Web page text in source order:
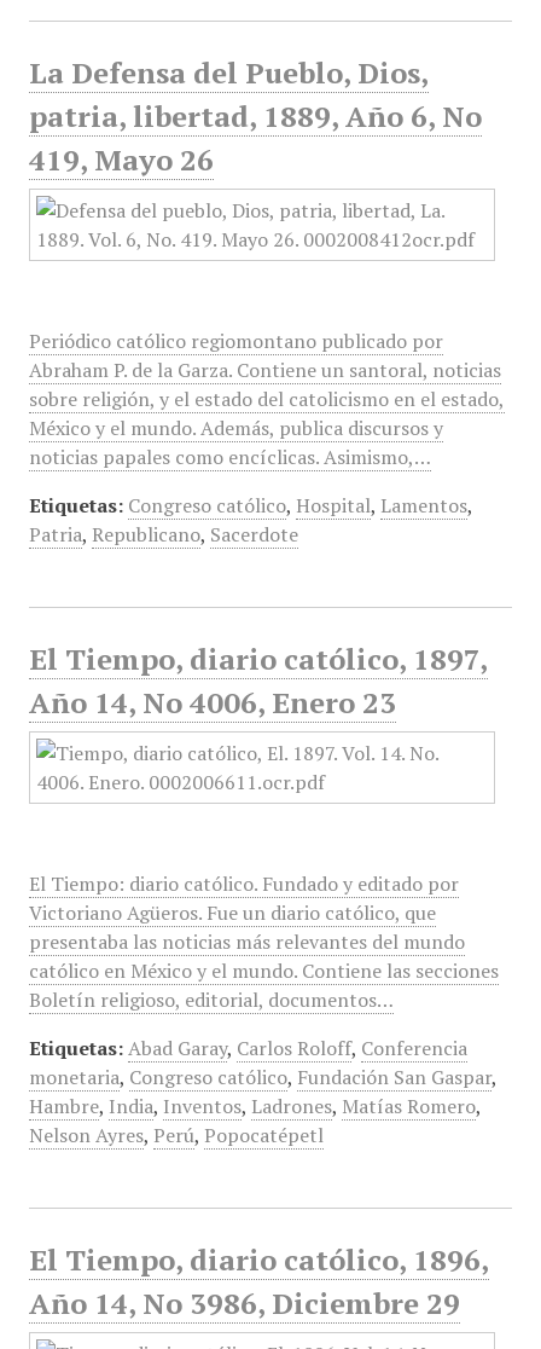
La Defensa del Pueblo, Dios,
patria, libertad, 1889, Año 6, No
419, Mayo 26
Periódico católico regiomontano publicado por
Abraham P. de la Garza. Contiene un santoral, noticias
sobre religión, y el estado del catolicismo en el estado,
México y el mundo. Además, publica discursos y
noticias papales como encíclicas. Asimismo,…
Etiquetas: Congreso católico, Hospital, Lamentos,
Patria, Republicano, Sacerdote
El Tiempo, diario católico, 1897,
Año 14, No 4006, Enero 23
El Tiempo: diario católico. Fundado y editado por
Victoriano Agüeros. Fue un diario católico, que
presentaba las noticias más relevantes del mundo
católico en México y el mundo. Contiene las secciones
Boletín religioso, editorial, documentos…
Etiquetas: Abad Garay, Carlos Roloff, Conferencia
monetaria, Congreso católico, Fundación San Gaspar,
Hambre, India, Inventos, Ladrones, Matías Romero,
Nelson Ayres, Perú, Popocatépetl
El Tiempo, diario católico, 1896,
Año 14, No 3986, Diciembre 29